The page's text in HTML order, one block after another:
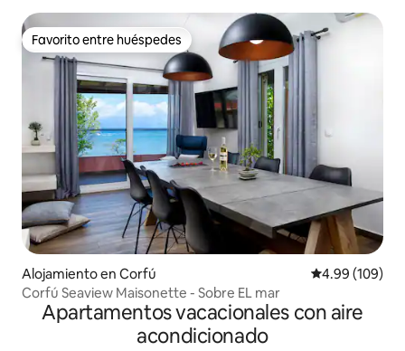
Favorito entre huéspedes
Favorito entre huéspedes
Alojamiento en Corfú Calificación
4.99 (109)
Corfú Seaview Maisonette - Sobre EL mar
Apartamentos vacacionales con aire
acondicionado